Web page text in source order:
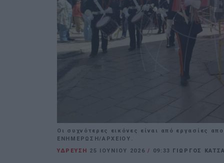
Οι συχνότερες εικόνες είναι από εργασίες
ΕΝΗΜΕΡΩΣΗ/ΑΡΧΕΙΟΥ.
ΥΔΡΕΥΣΗ
25 ΙΟΥΝΊΟΥ 2026/ 09:33 ΓΙΩΡΓΟΣ